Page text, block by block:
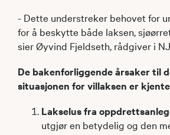
- Dette understreker behovet for
for å beskytte både laksen,
sier Øyvind Fjeldseth, rådgiver i
De bakenforliggende årsaker til
situasjonen for villaksen er
Lakselus fra
utgjør en betydelig og den